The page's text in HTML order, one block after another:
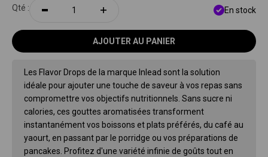
Qté : En stock
AJOUTER AU PANIER
Les Flavor Drops de la marque Inlead sont la solution
idéale pour ajouter une touche de saveur à vos repas sans
compromettre vos objectifs nutritionnels. Sans sucre ni
calories, ces gouttes aromatisées transforment
instantanément vos boissons et plats préférés, du café au
yaourt, en passant par le porridge ou vos préparations de
pancakes. Profitez d'une variété infinie de goûts tout en